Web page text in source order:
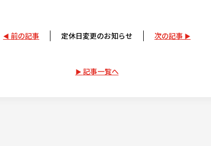
前の記事 定休日変更のお知らせ 次の記事
記事一覧へ